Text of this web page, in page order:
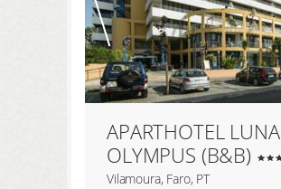
APARTHOTEL LUNA
OLYMPUS (B&B)
Vilamoura, Faro, PT